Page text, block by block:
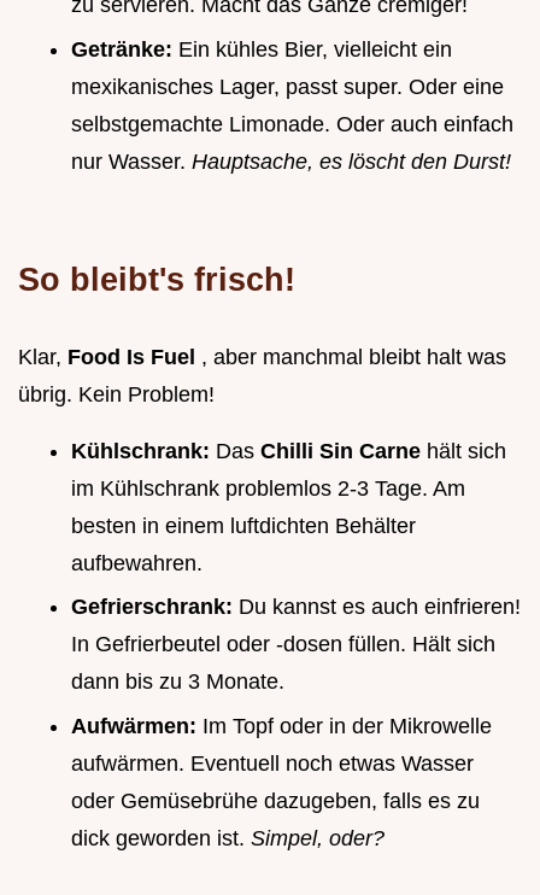
zu servieren. Macht das Ganze cremiger!
Getränke: Ein kühles Bier, vielleicht ein
mexikanisches Lager, passt super. Oder eine
selbstgemachte Limonade. Oder auch einfach
nur Wasser. Hauptsache, es löscht den Durst!
So bleibt's frisch!
Klar, Food Is Fuel , aber manchmal bleibt halt was
übrig. Kein Problem!
Kühlschrank: Das Chilli Sin Carne hält sich
im Kühlschrank problemlos 2-3 Tage. Am
besten in einem luftdichten Behälter
aufbewahren.
Gefrierschrank: Du kannst es auch einfrieren!
In Gefrierbeutel oder -dosen füllen. Hält sich
dann bis zu 3 Monate.
Aufwärmen: Im Topf oder in der Mikrowelle
aufwärmen. Eventuell noch etwas Wasser
oder Gemüsebrühe dazugeben, falls es zu
dick geworden ist. Simpel, oder?